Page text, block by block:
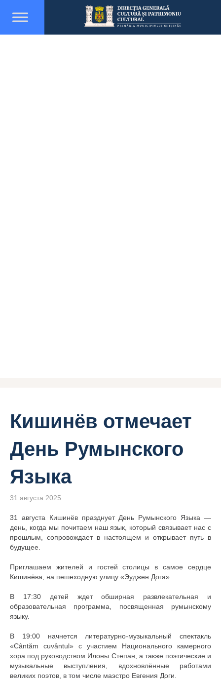
Кишинёв отмечает
День Румынского
Языка
31 августа 2025
31 августа Кишинёв празднует День Румынского Языка —
день, когда мы почитаем наш язык, который связывает нас с
прошлым, сопровождает в настоящем и открывает путь в
будущее.
Приглашаем жителей и гостей столицы в самое сердце
Кишинёва, на пешеходную улицу «Эуджен Дога».
В 17:30 детей ждет обширная развлекательная и
образовательная программа, посвященная румынскому
языку.
В 19:00 начнется литературно-музыкальный спектакль
«Cântăm cuvântul» с участием Национального камерного
хора под руководством Илоны Степан, а также поэтические и
музыкальные выступления, вдохновлённые работами
великих поэтов, в том числе маэстро Евгения Доги.